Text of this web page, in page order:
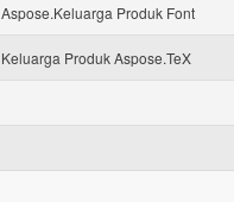
Aspose.Keluarga Produk Font
Keluarga Produk Aspose.TeX